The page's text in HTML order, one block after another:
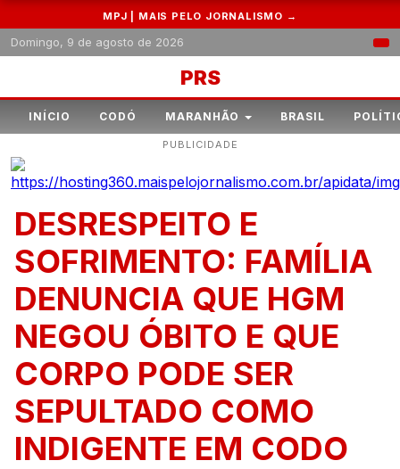
MPJ | MAIS PELO JORNALISMO →
Domingo, 9 de agosto de 2026
PRS
INÍCIO CODÓ MARANHÃO BRASIL
PUBLICIDADE
DESRESPEITO E
SOFRIMENTO: FAMÍLIA
DENUNCIA QUE HGM
NEGOU ÓBITO E QUE
CORPO PODE SER
SEPULTADO COMO
INDIGENTE EM CODO